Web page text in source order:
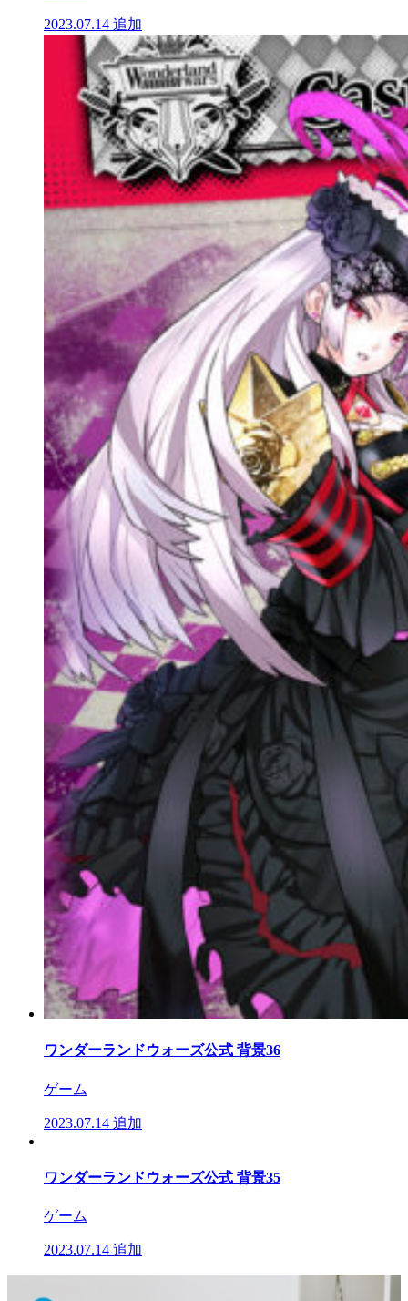
2023.07.14 追加
ワンダーランドウォーズ公式 背景36
ゲーム
2023.07.14 追加
ワンダーランドウォーズ公式 背景35
ゲーム
2023.07.14 追加